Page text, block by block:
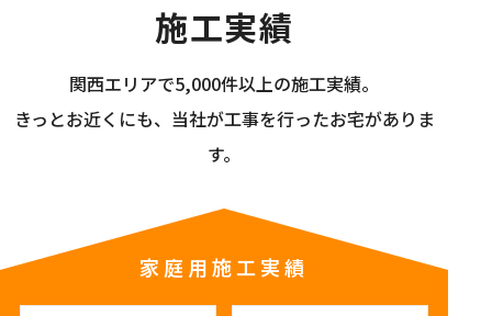
施工実績
関西エリアで5,000件以上の施工実績。
きっとお近くにも、当社が工事を行ったお宅がありま
す。
家庭用施工実績